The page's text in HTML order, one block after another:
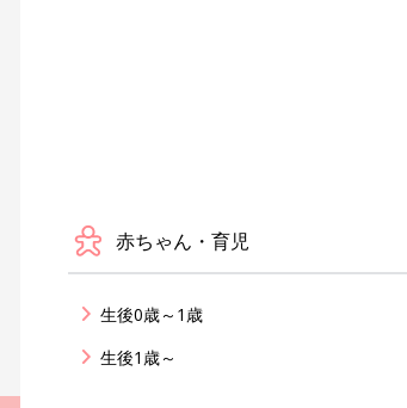
赤ちゃん・育児
生後0歳～1歳
生後1歳～